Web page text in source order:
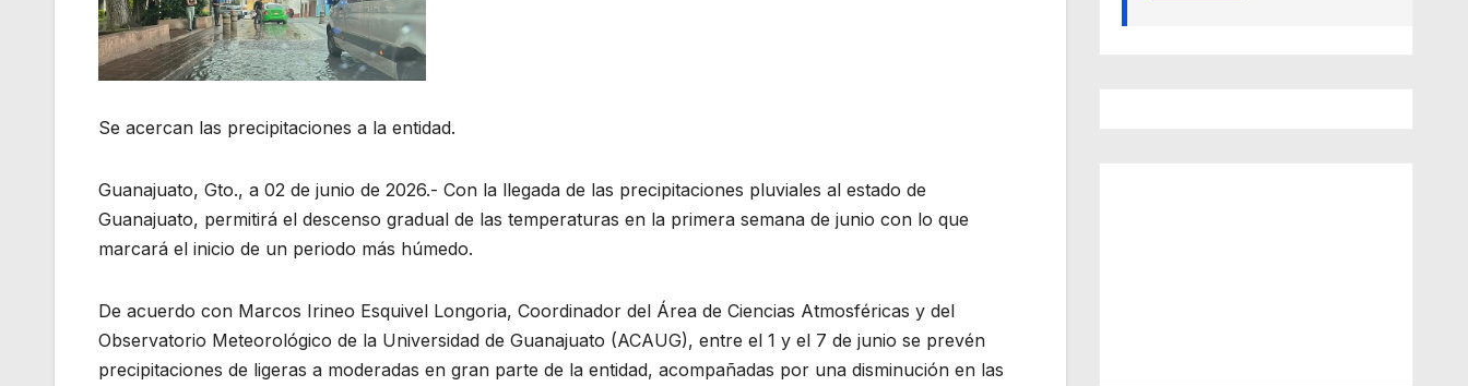
Se acercan las precipitaciones a la entidad.
Guanajuato, Gto., a 02 de junio de 2026.- Con la llegada de las precipitaciones pluviales al estado de
Guanajuato, permitirá el descenso gradual de las temperaturas en la primera semana de junio con lo que
marcará el inicio de un periodo más húmedo.
De acuerdo con Marcos Irineo Esquivel Longoria, Coordinador del Área de Ciencias Atmosféricas y del
Observatorio Meteorológico de la Universidad de Guanajuato (ACAUG), entre el 1 y el 7 de junio se prevén
precipitaciones de ligeras a moderadas en gran parte de la entidad, acompañadas por una disminución en las